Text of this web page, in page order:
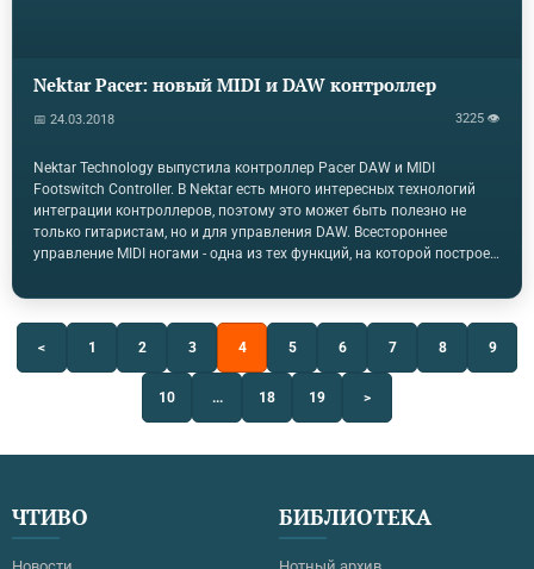
Nektar Pacer: новый MIDI и DAW контроллер
📅 24.03.2018 3225 👁
Nektar Technology выпустила контроллер Pacer DAW и MIDI
Footswitch Controller. В Nektar есть много интересных технологий
интеграции контроллеров, поэтому это может быть полезно не
только гитаристам, но и для управления DAW. Всестороннее
управление MIDI ногами - одна из тех функций, на которой построен
десятилетий, он построен как танк, но требует довольно много
полезным. Недавний Keith McMillen SoftStep, легкий и портативный
время как существует много других контроллеров, которые
предназначены для определенных задач. Решит ли…
< 1 2 3 4 5 6 7 8 9
10 ... 18 19 >
ЧТИВО БИБЛИОТЕКА